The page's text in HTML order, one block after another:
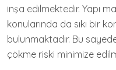
inşa edilmektedir. Yapı
konularında da sıkı bir
bulunmaktadır. Bu
çökme riski minimize